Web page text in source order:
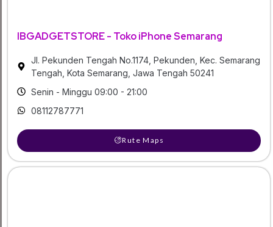
IBGADGETSTORE - Toko iPhone Semarang
Jl. Pekunden Tengah No.1174, Pekunden, Kec. Semarang
Tengah, Kota Semarang, Jawa Tengah 50241
Senin - Minggu 09:00 - 21:00
08112787771
Rute Maps